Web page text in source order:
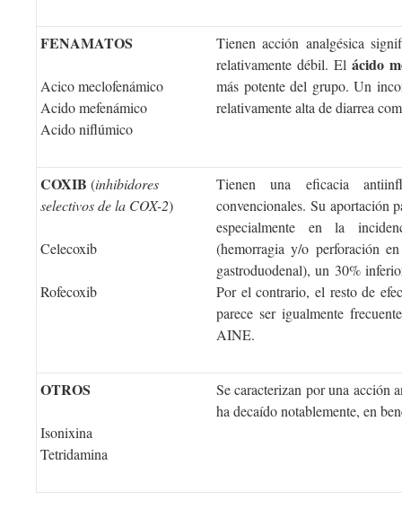
FENAMATOS
Acico meclofenámico
Acido mefenámico
Acido niflúmico
Tienen acción analgésica
relativamente débil. El ácido
más potente del grupo. Un
relativamente alta de diarrea
COXIB (inhibidores
selectivos de la COX-2)
Celecoxib
Rofecoxib
Tienen una eficacia
convencionales. Su aportación
especialmente en la
(hemorragia y/o perforación
gastroduodenal), un 30%
Por el contrario, el resto de
parece ser igualmente
AINE.
OTROS
Isonixina
Tetridamina
Se caracterizan por una acción
ha decaído notablemente, en